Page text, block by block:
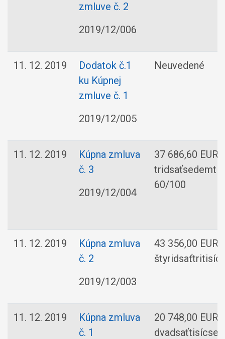
zmluve č. 2
2019/12/006
11. 12. 2019
Dodatok č.1
ku Kúpnej
zmluve č. 1
2019/12/005
Neuvedené
11. 12. 2019
Kúpna zmluva
č. 3
2019/12/004
37 686,60 EUR
60/100
11. 12. 2019
Kúpna zmluva
č. 2
2019/12/003
43 356,00 EUR
11. 12. 2019
Kúpna zmluva
č. 1
20 748,00 EUR